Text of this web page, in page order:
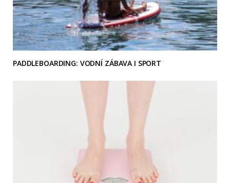
PADDLEBOARDING: VODNÍ ZÁBAVA I SPORT